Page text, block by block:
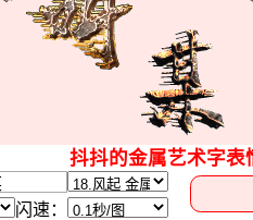
抖抖的金属艺术字表
闪速：